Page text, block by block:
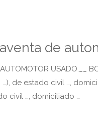
de
USADO.__
…), de estado civil …,
civil …, domiciliado …